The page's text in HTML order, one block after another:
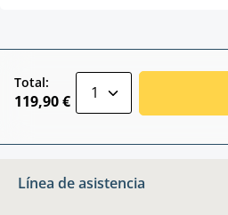
Total:
119,90 €
Línea de asistencia